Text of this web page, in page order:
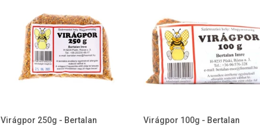
Virágpor 250g - Bertalan Virágpor 100g - Bertalan